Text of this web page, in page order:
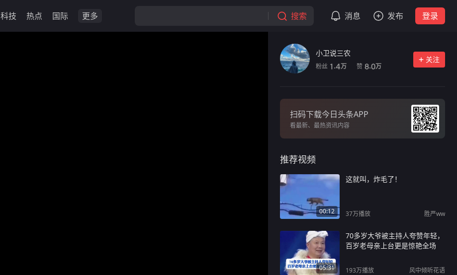
科技 热点 国际 更多 搜索 消息 发布 登录
小卫说三农
粉丝 1.4万 赞 8.0万
关注
扫码下载今日头条APP
看最新、最热资讯内容
推荐视频
00:12
这就叫，炸毛了！
37万播放 胜严ww
05:31
70多岁大爷被主持人夸赞年轻，
百岁老母亲上台更是惊艳全场
193万播放 风中倾听花语